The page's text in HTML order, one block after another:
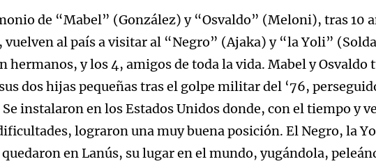
de “Mabel” (González) y “Osvaldo” (Meloni), tras 10
vuelven al país a visitar al “Negro” (Ajaka) y “la Yoli”
hermanos, y los 4, amigos de toda la vida. Mabel y Osvaldo
dos hijas pequeñas tras el golpe militar del ‘76,
instalaron en los Estados Unidos donde, con el tiempo y
lograron una muy buena posición. El Negro, la
en Lanús, su lugar en el mundo, yugándola,